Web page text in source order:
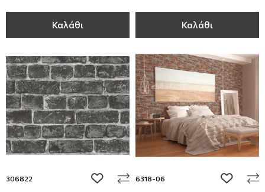
Καλάθι Καλάθι
306822 add to wishlist
6318-06 add to